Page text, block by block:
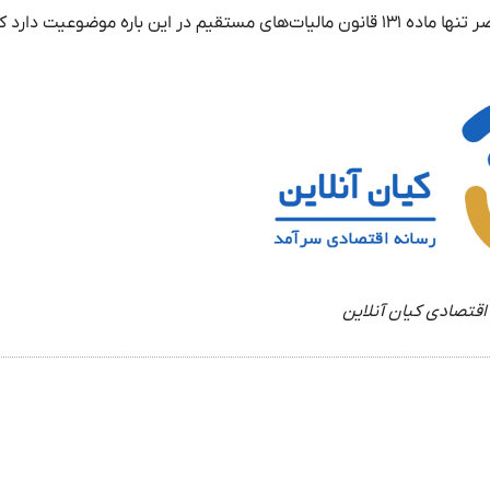
هنوز ساز و کار دقیقی برای این کار تعیین نشده است. در حال حاضر تنها ماده ۱۳۱ قانون مالیات‌های مستقیم در این باره
کیان آنلاین